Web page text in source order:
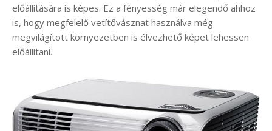
előállítására is képes. Ez a fényesség már elegendő ahhoz
is, hogy megfelelő vetítővásznat használva még
megvilágított környezetben is élvezhető képet lehessen
előállítani.